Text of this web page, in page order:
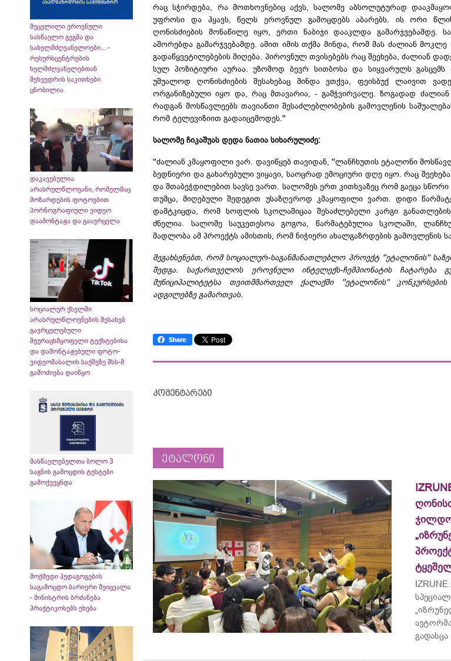
შეცვლილი ეროვნული
სასწავლო გეგმა და
სახელმძღვანელოები... -
რესურსცენტრების
ხელმძღვანელებთან
შეხვედრის საკითხები
ცნობილია
დაკავებულია
არასრულწლოვანი, რომელმაც
მოზარდების ფოტოებით
პორნოგრაფიული ვიდეო
დაამონტაჟა და გაავრცელა
სოციალურ ქსელში
არასრულწლოვნების შესახებ
გავრცელებული
შეურაცხმყოფელი ტექსტებისა
და დამონტაჟებული ფოტო-
ვიდეომასალის საქმეზე შსს-მ
გამოძიება დაიწყო
მასწავლებელთა ბოლო 3
საგნის გამოცდის ტესტები
გამოქვეყნდა
მოქმედი პედაგოგების
საგამოცდო ბარიერი შეიცვალა
- მინისტრის ბრძანება
პრაქტიკოსებს ეხება
რაც სჭირდება, რა მოთხოვნებიც აქვს, სალომე აბსოლუტურად
უფროსი და ჰყავს, წელს ეროვნულ გამოცდებს აბარებს. ის ორი
ღონისძიების მონაწილე იყო, ერთი ნაბიჯი დააკლდა გამარჯვებამდე.
აშორებდა გამარჯვებამდე. ამით იმის თქმა მინდა, რომ მას ძალიან
გადაწყვეტილებების მიღება. პიროვნულ თვისებებს რაც შეეხება, ძალიან
სულ პოზიტიური აურაა. უზომოდ ბევრ სითბოსა და სიყვარულს გასცემს
უშუალოდ ღონისძიების შესახებაც მინდა ვთქვა, ფეისბუქ ლაივით
ორგანიზებული იყო და, რაც მთავარია, - გამჭვირვალე. ზოგადად
რადგან მოსწავლეებს თავიანთი შესაძლებლობების გამოვლენის
რომ ტელევიზიით გადაიცემოდეს.''
სალომე ჩიკაშუას დედა ნათია სიხარულიძე:
''ძალიან კმაყოფილი ვარ. დავიწყებ თავიდან, ''ლანჩხუთის ეტალონი
ბედნიერი და გახარებული ვიყავი, საოცრად ემოციური დღე იყო. რაც
და შთაბეჭდილებით სავსე ვართ. სალომეს ერთ კითხვაზეც რომ გაეცა სწორი
თუმცა, მიღებული შედეგით უსაზღვროდ კმაყოფილი ვართ. დიდი
დამტკიცდა, რომ სოფლის სკოლაშიცაა შესაძლებელი კარგი
ძნელია. სალომე საუკეთესოა გოგოა, წარმატებულია სკოლაში,
მადლობა ამ პროექტს ამისთის, რომ ნიჭიერი ახალგაზრდების გამოვლენის
შეგახსენებთ, რომ სოციალურ-საგანმანათლებლო პროექტ ''ეტალონის''
შედგა. საქართველოს ეროვნული ინტელექს-ჩემპიონატის ჩატარება
მუნიციპალიტეტსა თვითმმართველ ქალაქში ''ეტალონის''
ადგილებზე გამართვას.
კომენტარები
ეტალონი
გადასცა